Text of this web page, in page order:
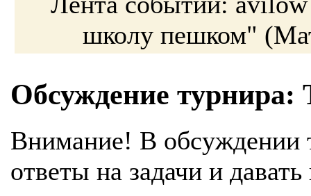
школу пешком"
Обсуждение
Внимание! В обсуждении
ответы на задачи и давать